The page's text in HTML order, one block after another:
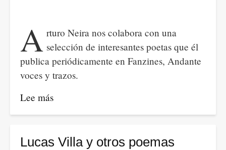
A rturo Neira nos colabora con una
selección de interesantes poetas que él
publica periódicamente en Fanzines, Andante
voces y trazos.
Lee más
Hemos
en
Lucas Villa y otros poemas